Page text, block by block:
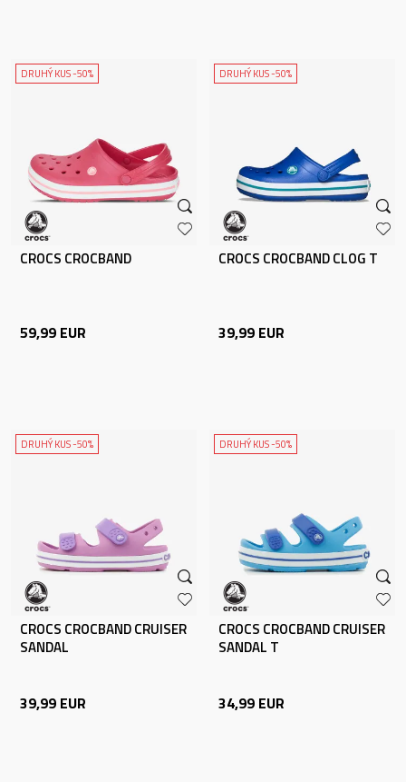
DRUHÝ KUS -50%
CROCS CROCBAND
59,99 EUR
DRUHÝ KUS -50%
CROCS CROCBAND CLOG T
39,99 EUR
DRUHÝ KUS -50%
CROCS CROCBAND CRUISER
SANDAL
39,99 EUR
DRUHÝ KUS -50%
CROCS CROCBAND CRUISER
SANDAL T
34,99 EUR